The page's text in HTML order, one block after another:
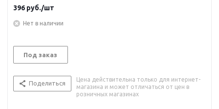
396 руб./шт
Нет в наличии
Под заказ
Поделиться
Цена действительна только для интернет-
магазина и может отличаться от цен в
розничных магазинах